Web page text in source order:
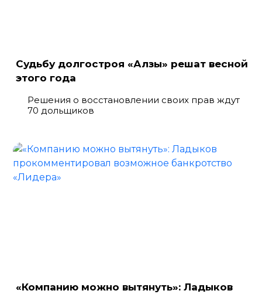
Судьбу долгостроя «Алзы» решат весной
этого года
Решения о восстановлении своих прав ждут
70 дольщиков
«Компанию можно вытянуть»: Ладыков